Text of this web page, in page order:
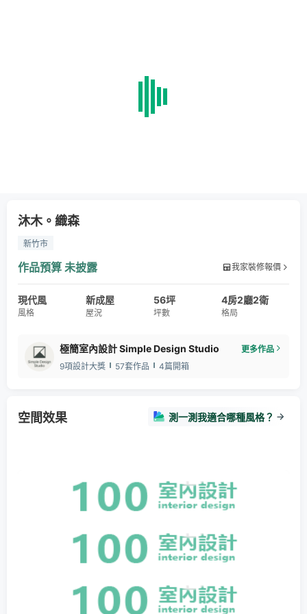
沐木。織森
新竹市
作品預算 未披露 我家裝修報價
現代風
風格
新成屋
屋況
56坪
坪數
4房2廳2衛
格局
極簡室內設計 Simple Design Studio
更多作品
9項設計大獎
57套作品 4篇開箱
空間效果 測一測我適合哪種風格？